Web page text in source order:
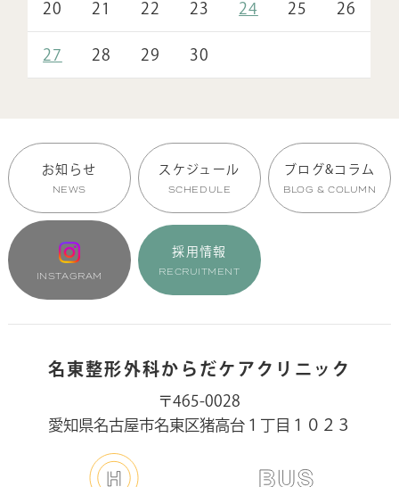
20 21 22 23 24 25 26
27 28 29 30
お知らせ
NEWS
スケジュール
SCHEDULE
ブログ&コラム
BLOG & COLUMN
INSTAGRAM
採用情報
RECRUITMENT
名東整形外科からだケアクリニック
〒465-0028
愛知県名古屋市名東区猪高台１丁目１０２３